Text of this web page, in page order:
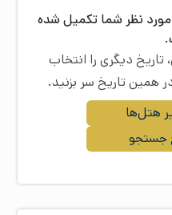
مورد نظر شما تکمیل شده
تاریخ دیگری را انتخاب
همین تاریخ سر بزنید.
جستجو
هتل‌ها